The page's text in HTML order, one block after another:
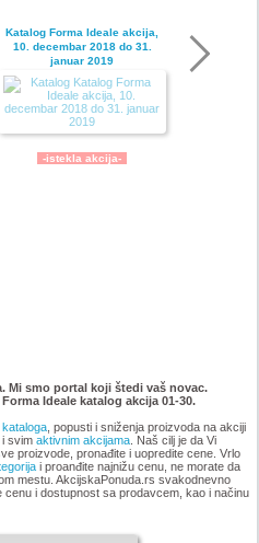
Katalog Forma Ideale akcija,
10. decembar 2018 do 31.
januar 2019
-istekla akcija-
oktobar 2018
-istekla akcija-
Mi smo portal koji štedi vaš novac.
Ideale katalog akcija 01-30.
, popusti i sniženja proizvoda na akciji
svim aktivnim akcijama. Naš cilj je da Vi
proizvode, pronađite i uopredite cene. Vrlo
i proanđite najnižu cenu, ne morate da
mestu. AkcijskaPonuda.rs svakodnevno
i dostupnost sa prodavcem, kao i načinu